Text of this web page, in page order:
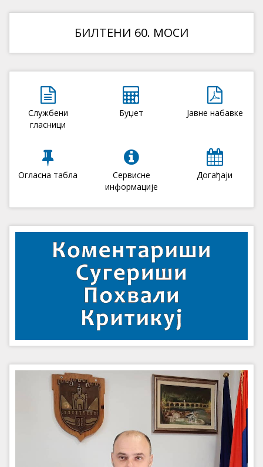
БИЛТЕНИ 60. МОСИ
Службени
гласници
Буџет Јавне набавке
Огласна табла
Сервисне
информације
Догађаји